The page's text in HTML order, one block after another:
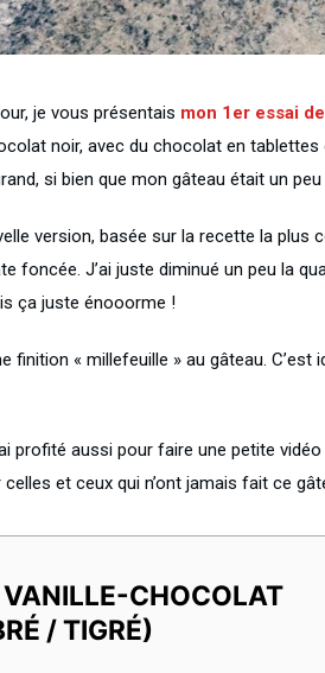
je vous présentais mon 1er essai
noir, avec du chocolat en
si bien que mon gâteau était un peu
version, basée sur la recette la plus
foncée. J’ai juste diminué un peu la
ça juste énooorme !
finition « millefeuille » au gâteau.
profité aussi pour faire une petite
et ceux qui n’ont jamais fait ce
CHOCOLAT
/ TIGRÉ)